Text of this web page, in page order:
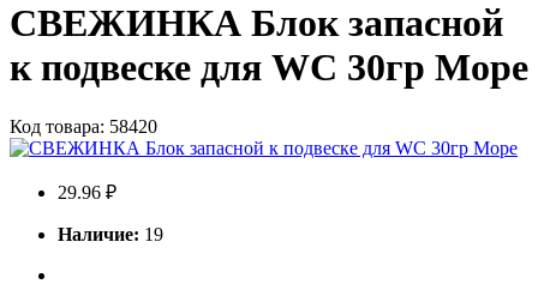
СВЕЖИНКА Блок запасной
к подвеске для WC 30гр Море
Код товара: 58420
29.96 ₽
Наличие: 19